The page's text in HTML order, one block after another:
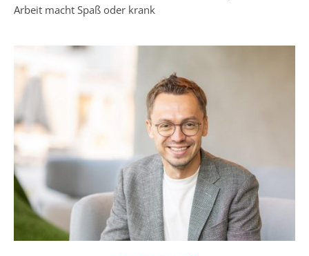
Arbeit macht Spaß oder krank